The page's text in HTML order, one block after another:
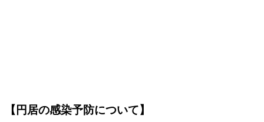
【円居の感染予防について】